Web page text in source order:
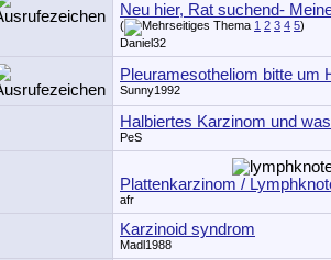
Neu hier, Rat suchend-
( 1 2 3 4 5)
Daniel32
Pleuramesotheliom bitte um
Sunny1992
Halbiertes Karzinom und
PeS
Plattenkarzinom /
afr
Karzinoid syndrom
Madl1988